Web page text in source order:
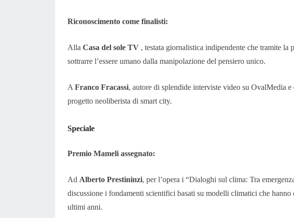
Riconoscimento come finalisti:
Alla Casa del sole TV , testata giornalistica indipendente che tramite
sottrarre l’essere umano dalla manipolazione del pensiero unico.
A Franco Fracassi, autore di splendide interviste video su OvalMedia
progetto neoliberista di smart city.
Speciale
Premio Mameli assegnato:
Ad Alberto Prestininzi, per l’opera i “Dialoghi sul clima: Tra
discussione i fondamenti scientifici basati su modelli climatici che
ultimi anni.